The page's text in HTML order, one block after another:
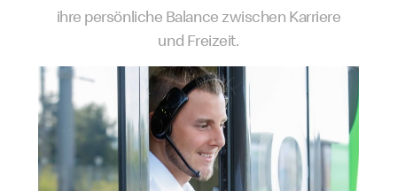
ihre persönliche Balance zwischen Karriere
und Freizeit.